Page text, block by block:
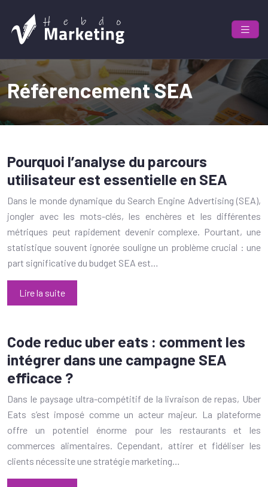
Référencement SEA
Pourquoi l’analyse du parcours
utilisateur est essentielle en SEA
Dans le monde dynamique du Search Engine Advertising (SEA),
jongler avec les mots-clés, les enchères et les différentes
métriques peut rapidement devenir complexe. Pourtant, une
statistique souvent ignorée souligne un problème crucial : une
part significative du budget SEA est…
Lire la suite
Code reduc uber eats : comment les
intégrer dans une campagne SEA
efficace ?
Dans le paysage ultra-compétitif de la livraison de repas, Uber
Eats s’est imposé comme un acteur majeur. La plateforme
offre un potentiel énorme pour les restaurants et les
commerces alimentaires. Cependant, attirer et fidéliser les
clients nécessite une stratégie marketing…